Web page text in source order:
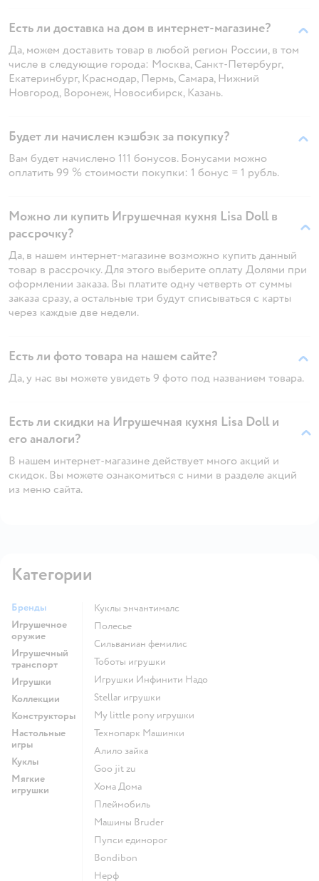
Есть ли доставка на дом в интернет-магазине?
Да, можем доставить товар в любой регион России, в том
числе в следующие города: Москва, Санкт-Петербург,
Екатеринбург, Краснодар, Пермь, Самара, Нижний
Новгород, Воронеж, Новосибирск, Казань.
Будет ли начислен кэшбэк за покупку?
Вам будет начислено 111 бонусов. Бонусами можно
оплатить 99 % стоимости покупки: 1 бонус = 1 рубль.
Можно ли купить Игрушечная кухня Lisa Doll в
рассрочку?
Да, в нашем интернет-магазине возможно купить данный
товар в рассрочку. Для этого выберите оплату Долями при
оформлении заказа. Вы платите одну четверть от суммы
заказа сразу, а остальные три будут списываться с карты
через каждые две недели.
Есть ли фото товара на нашем сайте?
Да, у нас вы можете увидеть 9 фото под названием товара.
Есть ли скидки на Игрушечная кухня Lisa Doll и
его аналоги?
В нашем интернет-магазине действует много акций и
скидок. Вы можете ознакомиться с ними в разделе акций
из меню сайта.
Категории
Бренды
Игрушечное
оружие
Игрушечный
транспорт
Игрушки
Коллекции
Конструкторы
Настольные
игры
Куклы
Мягкие
игрушки
Куклы энчантималс
Полесье
Сильваниан фемилис
Тоботы игрушки
Игрушки Инфинити Надо
Stellar игрушки
my little pony игрушки
Технопарк Машинки
Алило зайка
Goo jit zu
Хома Дома
Плеймобиль
Машины Bruder
Пупси единорог
Bondibon
Нерф